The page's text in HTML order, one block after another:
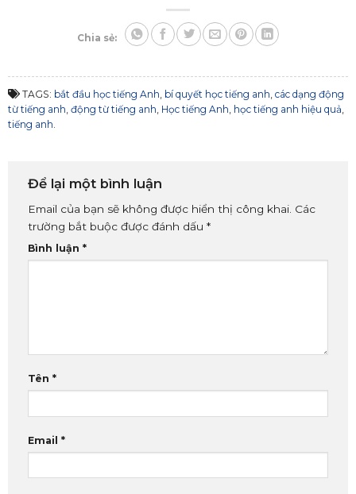
Chia sẻ:
TAGS: bắt đầu học tiếng Anh, bí quyết học tiếng anh, các dạng động
từ tiếng anh, động từ tiếng anh, Học tiếng Anh, học tiếng anh hiệu quả,
tiếng anh.
Để lại một bình luận
Email của bạn sẽ không được hiển thị công khai. Các
trường bắt buộc được đánh dấu *
Bình luận *
Tên *
Email *